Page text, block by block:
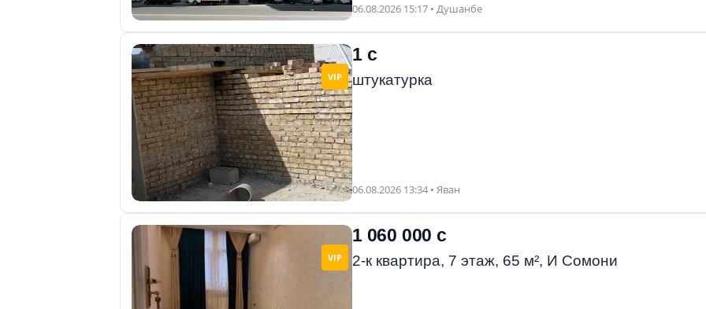
06.08.2026 15:17 • Душанбе
VIP
1 с
штукатурка
06.08.2026 13:34 • Яван
VIP
1 060 000 с
2-к квартира, 7 этаж, 65 м², И Сомони